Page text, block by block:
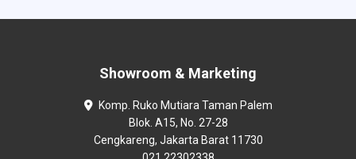
Showroom & Marketing
Komp. Ruko Mutiara Taman Palem
Blok. A15, No. 27-28
Cengkareng, Jakarta Barat 11730